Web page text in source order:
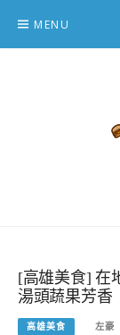
content
MENU
[高雄美食] 在
湯頭蔬果芳香
高雄美食 左豪